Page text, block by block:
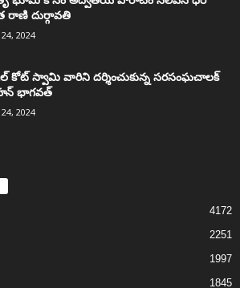
రాణి దుర్గావతి
2024
కోట్‌ స్వామి వారిని దర్శించుకున్న సరసంఘచాలక్
భాగవత్
2024
4172
2251
1997
1845